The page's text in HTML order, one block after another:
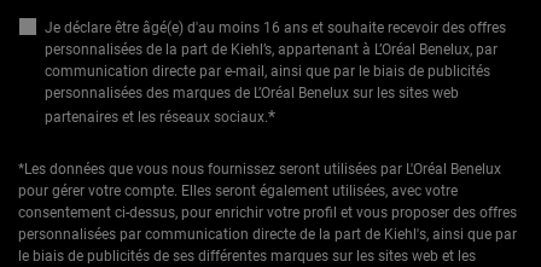
Je déclare être âgé(e) d'au moins 16 ans et souhaite recevoir des offres
personnalisées de la part de Kiehl’s, appartenant à L’Oréal Benelux, par
communication directe par e-mail, ainsi que par le biais de publicités
personnalisées des marques de L’Oréal Benelux sur les sites web
partenaires et les réseaux sociaux.*
*Les données que vous nous fournissez seront utilisées par L'Oréal Benelux
pour gérer votre compte. Elles seront également utilisées, avec votre
consentement ci-dessus, pour enrichir votre profil et vous proposer des offres
personnalisées par communication directe de la part de Kiehl's, ainsi que par
le biais de publicités de ses différentes marques sur les sites web et les